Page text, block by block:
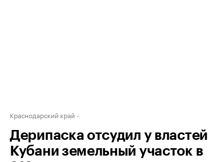
Краснодарский край
Дерипаска отсудил у властей
Кубани земельный участок в